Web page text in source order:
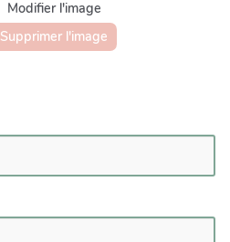
Modifier l'image
Supprimer l'image